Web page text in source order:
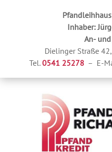
Inhaber:
An-
Dielinger Straße
Tel.0541 25278 – E-